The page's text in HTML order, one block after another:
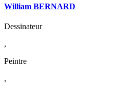
William BERNARD
Dessinateur
,
Peintre
,